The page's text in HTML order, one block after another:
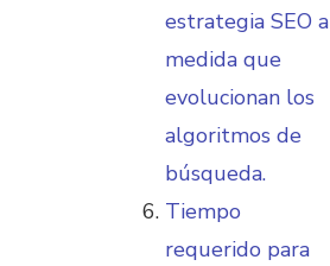
estrategia SEO a
medida que
evolucionan los
algoritmos de
búsqueda.
Tiempo
requerido para